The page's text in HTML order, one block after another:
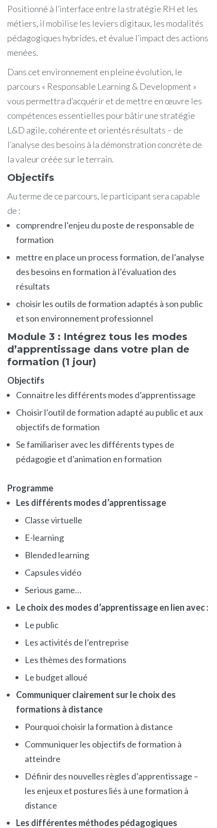
Positionné à l’interface entre la stratégie RH et les
métiers, il mobilise les leviers digitaux, les modalités
pédagogiques hybrides, et évalue l’impact des actions
menées.
Dans cet environnement en pleine évolution, le
parcours « Responsable Learning & Development »
vous permettra d’acquérir et de mettre en œuvre les
compétences essentielles pour bâtir une stratégie
L&D agile, cohérente et orientés résultats – de
l’analyse des besoins à la démonstration concrète de
la valeur créée sur le terrain.
Objectifs
Au terme de ce parcours, le participant sera capable
de :
comprendre l’enjeu du poste de responsable de
formation
mettre en place un process formation, de l’analyse
des besoins en formation à l’évaluation des
résultats
choisir les outils de formation adaptés à son public
et son environnement professionnel
Module 3 : Intégrez tous les modes
d’apprentissage dans votre plan de
formation (1 jour)
Objectifs
Connaitre les différents modes d’apprentissage
Choisir l’outil de formation adapté au public et aux
objectifs de formation
Se familiariser avec les différents types de
pédagogie et d’animation en formation
Programme
Les différents modes d’apprentissage
Classe virtuelle
E-learning
Blended learning
Capsules vidéo
Serious game…
Le choix des modes d’apprentissage en lien avec :
Le public
Les activités de l’entreprise
Les thèmes des formations
Le budget alloué
Communiquer clairement sur le choix des
formations à distance
Pourquoi choisir la formation à distance
Communiquer les objectifs de formation à
atteindre
Définir des nouvelles règles d’apprentissage –
les enjeux et postures liés à une formation à
distance
Les différentes méthodes pédagogiques